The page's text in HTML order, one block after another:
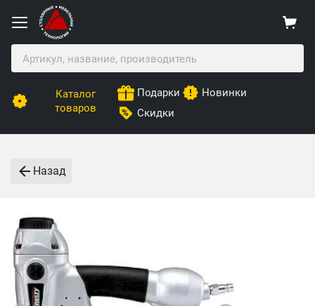
Каталог
товаров
Подарки
Новинки
Скидки
Назад